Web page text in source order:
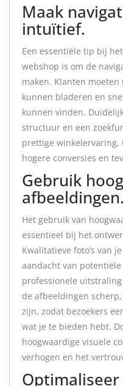
Maak
intuïtief.
Een essentiële tip bij
webshop is om de
maken. Klanten
kunnen bladeren en
kunnen vinden.
structuur en een
prettige
hogere conversies en
Gebruik
afbeeldingen.
Het gebruik van
essentieel bij het
Kwalitatieve foto’s van
aandacht van
professionele
de afbeeldingen
zijn, zodat bezoekers
wat je te bieden hebt.
hoogwaardige visuele
verhogen en het